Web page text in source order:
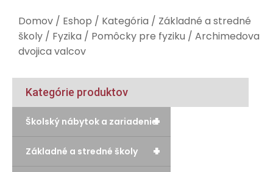
Domov / Eshop / Kategória / Základné a stredné
školy / Fyzika / Pomôcky pre fyziku / Archimedova
dvojica valcov
Kategórie produktov
+
Školský nábytok a zariadenie
+
Základné a stredné školy